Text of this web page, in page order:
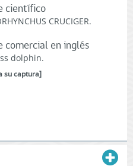
científico
CRUCIGER.
comercial en inglés
dolphin.
su captura]